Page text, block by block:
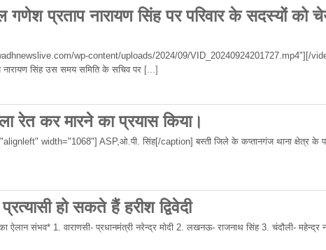
गणेश प्रताप नारायण सिंह पर परिवार के सदस्यों को
wp-content/uploads/2024/09/VID_20240924201727.mp4"][/
नारायण सिंह उस समय समिति के सचिव पर [...]
रेत कर मारने का प्रयास किया।
width="1068"] ASP,ओ.पी. सिंह[/caption] बस्ती जिले के कप्तानगंज थाना क्षेत्र के
हो सकते हैं हरीश द्विवेदी
ऐलान संभव* 1. वाराणसी- प्रधानमंत्री नरेन्द्र मोदी 2. लखनऊ- राजनाथ सिंह 3. चंदौली- महेन्द्र